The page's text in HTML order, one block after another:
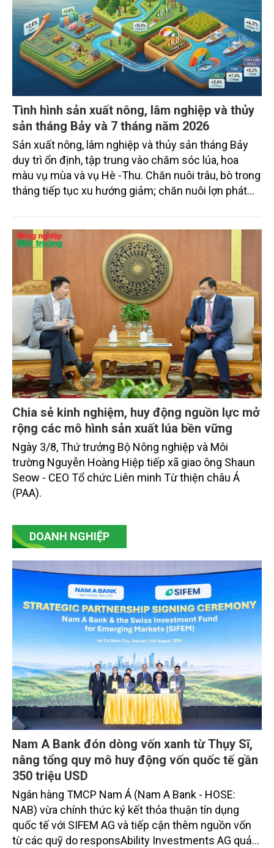
Tình hình sản xuất nông, lâm nghiệp và thủy
sản tháng Bảy và 7 tháng năm 2026
Sản xuất nông, lâm nghiệp và thủy sản tháng Bảy
duy trì ổn định, tập trung vào chăm sóc lúa, hoa
màu vụ mùa và vụ Hè -Thu. Chăn nuôi trâu, bò trong
tháng tiếp tục xu hướng giảm; chăn nuôi lợn phát
trưởng khá. Diện tích rừng trồng mới và sản lượng
thủy sản đều tăng nhẹ.
Chia sẻ kinh nghiệm, huy động nguồn lực mở
rộng các mô hình sản xuất lúa bền vững
Ngày 3/8, Thứ trưởng Bộ Nông nghiệp và Môi
trường Nguyễn Hoàng Hiệp tiếp xã giao ông Shaun
Seow - CEO Tổ chức Liên minh Từ thiện châu Á
(PAA).
DOANH NGHIỆP
Nam A Bank đón dòng vốn xanh từ Thụy Sĩ,
nâng tổng quy mô huy động vốn quốc tế gần
350 triệu USD
Ngân hàng TMCP Nam Á (Nam A Bank - HOSE:
NAB) vừa chính thức ký kết thỏa thuận tín dụng
quốc tế với SIFEM AG và tiếp cận thêm nguồn vốn
từ các quỹ do responsAbility Investments AG quản